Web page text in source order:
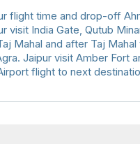
flight time and drop-off
visit India Gate, Qutub
Mahal and after Taj Mahal
Jaipur visit Amber Fort
flight to next